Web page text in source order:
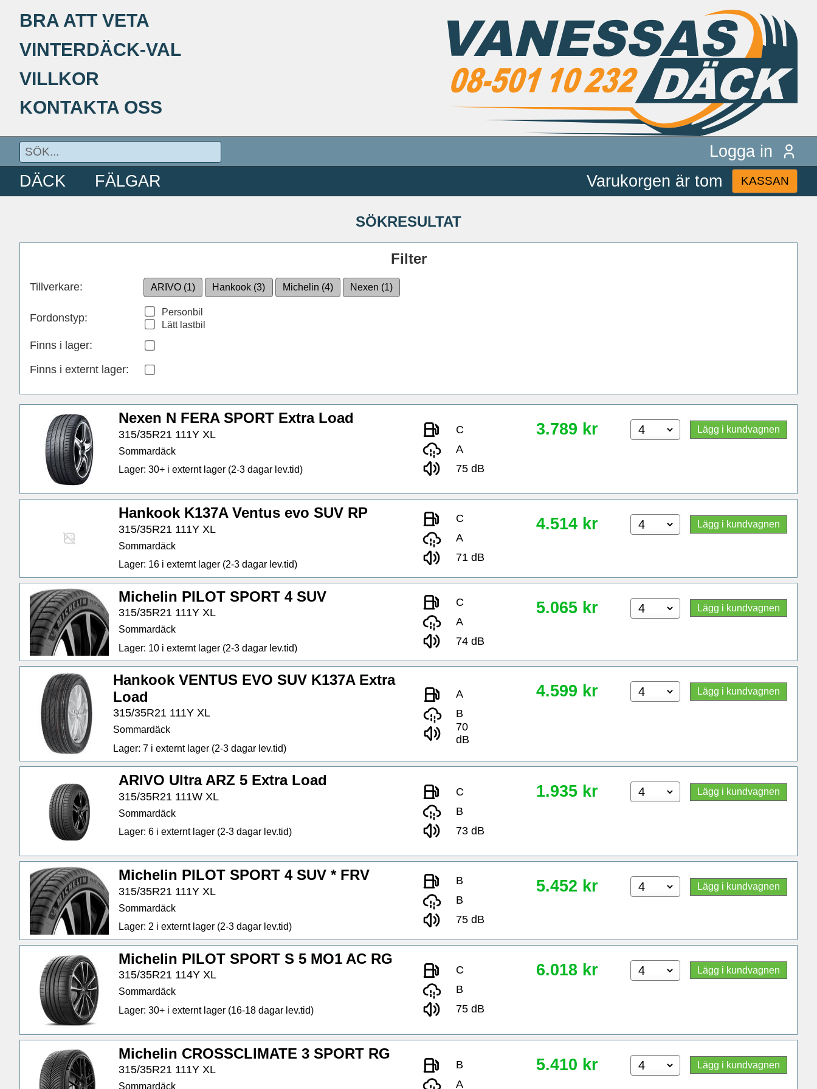
BRA ATT VETA
VINTERDÄCK-VAL
VILLKOR
KONTAKTA OSS
Logga in
DÄCK
FÄLGAR Varukorgen är tom KASSAN
SÖKRESULTAT
Filter
Tillverkare: ARIVO (1) Hankook (3) Michelin (4) Nexen (1)
Fordonstyp:
Personbil
Lätt lastbil
Finns i lager:
Finns i externt lager:
Nexen N FERA SPORT Extra Load
315/35R21 111Y XL
Sommardäck
Lager: 30+ i externt lager (2-3 dagar lev.tid)
C
A
75 dB
3.789 kr Lägg i kundvagnen
Hankook K137A Ventus evo SUV RP
315/35R21 111Y XL
Sommardäck
Lager: 16 i externt lager (2-3 dagar lev.tid)
C
A
71 dB
4.514 kr Lägg i kundvagnen
Michelin PILOT SPORT 4 SUV
315/35R21 111Y XL
Sommardäck
Lager: 10 i externt lager (2-3 dagar lev.tid)
C
A
74 dB
5.065 kr Lägg i kundvagnen
Hankook VENTUS EVO SUV K137A Extra
Load
315/35R21 111Y XL
Sommardäck
Lager: 7 i externt lager (2-3 dagar lev.tid)
A
B
70
dB
4.599 kr Lägg i kundvagnen
ARIVO Ultra ARZ 5 Extra Load
315/35R21 111W XL
Sommardäck
Lager: 6 i externt lager (2-3 dagar lev.tid)
C
B
73 dB
1.935 kr Lägg i kundvagnen
Michelin PILOT SPORT 4 SUV * FRV
315/35R21 111Y XL
Sommardäck
Lager: 2 i externt lager (2-3 dagar lev.tid)
B
B
75 dB
5.452 kr Lägg i kundvagnen
Michelin PILOT SPORT S 5 MO1 AC RG
315/35R21 114Y XL
Sommardäck
Lager: 30+ i externt lager (16-18 dagar lev.tid)
C
B
75 dB
6.018 kr Lägg i kundvagnen
Michelin CROSSCLIMATE 3 SPORT RG
315/35R21 111Y XL
Sommardäck
B
A
5.410 kr Lägg i kundvagnen